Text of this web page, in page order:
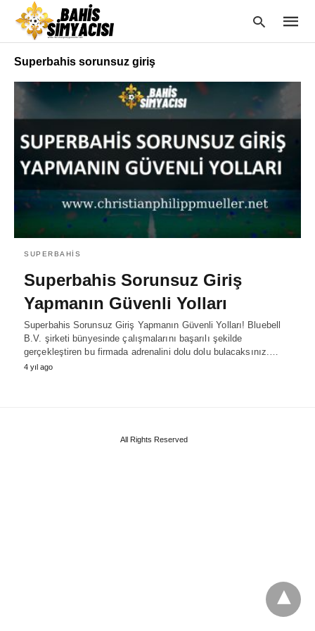
your
search
query
and
Superbahis sorunsuz giriş
SUPERBAHIS
Superbahis Sorunsuz Giriş
Yapmanın Güvenli Yolları
Superbahis Sorunsuz Giriş Yapmanın Güvenli Yolları! Bluebell
B.V. şirketi bünyesinde çalışmalarını başarılı şekilde
gerçekleştiren bu firmada adrenalini dolu dolu bulacaksınız.…
4 yıl ago
All Rights Reserved